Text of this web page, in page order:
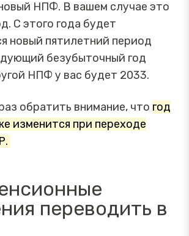
НПФ. В вашем случае это
С этого года будет
новый пятилетний период
безубыточный год
НПФ у вас будет 2033.
обратить внимание, что год
изменится при переходе
переводить в